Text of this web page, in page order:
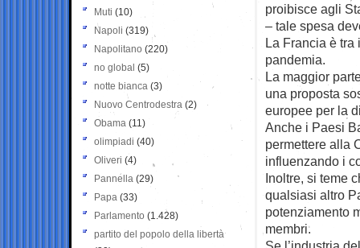
proibisce agli
– tale spesa
La Francia è
pandemia.
La maggior
una proposta
europee per la
Anche i Paesi
permettere alla
influenzando i
Inoltre, si teme
qualsiasi altro
potenziamento
membri.
Muti (10)
Napoli (319)
Napolitano (220)
no global (5)
notte bianca (3)
Nuovo Centrodestra (2)
Obama (11)
olimpiadi (40)
Oliveri (4)
Pannella (29)
Papa (33)
Parlamento (1.428)
partito del popolo della libertà